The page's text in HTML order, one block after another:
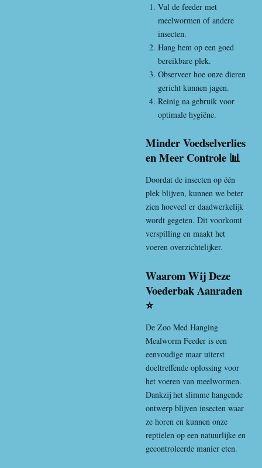
Vul de feeder met
meelwormen of andere
insecten.
Hang hem op een goed
bereikbare plek.
Observeer hoe onze dieren
gericht kunnen jagen.
Reinig na gebruik voor
optimale hygiëne.
Minder Voedselverlies
en Meer Controle 📊
Doordat de insecten op één
plek blijven, kunnen we beter
zien hoeveel er daadwerkelijk
wordt gegeten. Dit voorkomt
verspilling en maakt het
voeren overzichtelijker.
Waarom Wij Deze
Voederbak Aanraden
⭐
De Zoo Med Hanging
Mealworm Feeder is een
eenvoudige maar uiterst
doeltreffende oplossing voor
het voeren van meelwormen.
Dankzij het slimme hangende
ontwerp blijven insecten waar
ze horen en kunnen onze
reptielen op een natuurlijke en
gecontroleerde manier eten.